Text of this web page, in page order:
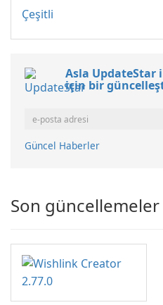
Çeşitli
Asla UpdateStar
için bir
Güncel Haberler
Son güncellemeler